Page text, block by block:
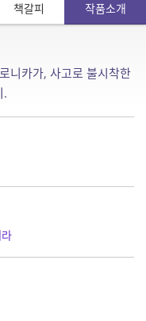
책갈피 작품소개
니카가, 사고로 불시착한
.